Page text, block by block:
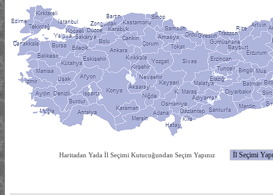
Haritadan Yada İl Seçimi Kutucuğundan Seçim Yapınız